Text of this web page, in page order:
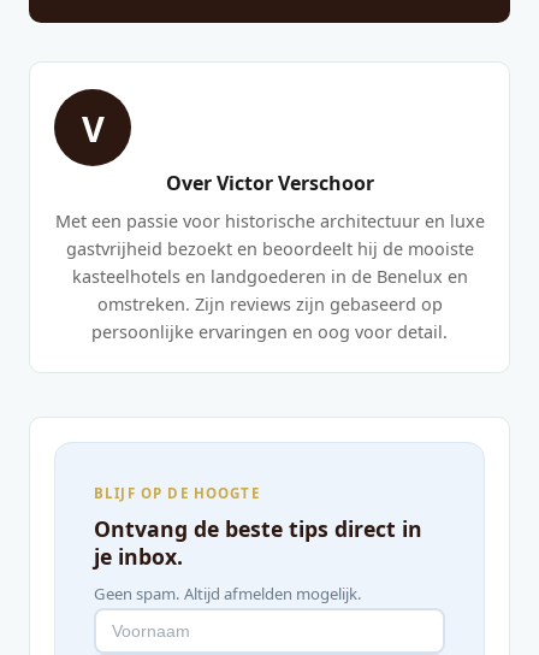
V
Over Victor Verschoor
Met een passie voor historische architectuur en luxe
gastvrijheid bezoekt en beoordeelt hij de mooiste
kasteelhotels en landgoederen in de Benelux en
omstreken. Zijn reviews zijn gebaseerd op
persoonlijke ervaringen en oog voor detail.
BLIJF OP DE HOOGTE
Ontvang de beste tips direct in
je inbox.
Geen spam. Altijd afmelden mogelijk.